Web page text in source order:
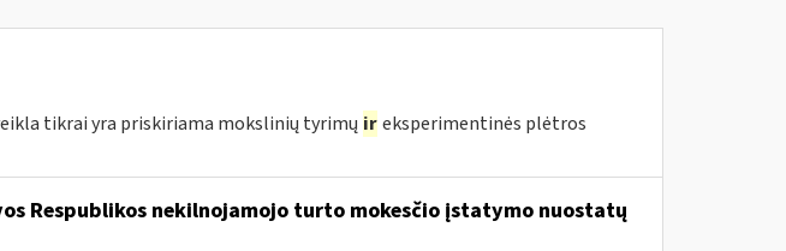
tikrai yra priskiriama mokslinių tyrimų ir eksperimentinės plėtros
Respublikos nekilnojamojo turto mokesčio įstatymo nuostatų